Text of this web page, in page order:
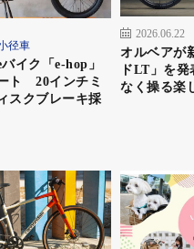
視認性が良いランプ＞
を検出し、自動で点灯・消灯す
径車
イク「e-hop」
ト 20インチミ
スクブレーキ採
2026.06.22
オルベアが
ドLT」を
なく操る楽